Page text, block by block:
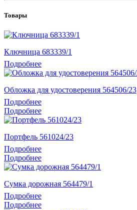
Товары
Ключница 683339/1
Подробнее
Обложка для удостоверения 564506/23
Подробнее
Подробнее
Портфель 561024/23
Подробнее
Подробнее
Сумка дорожная 564479/1
Подробнее
Подробнее